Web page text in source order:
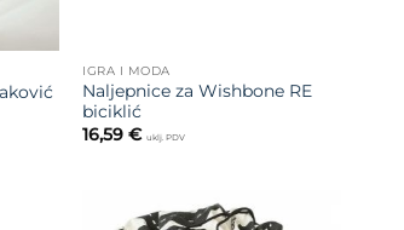
IGRA I MODA
Naljepnice za Wishbone RE
biciklić
16,59€ uklj. PDV